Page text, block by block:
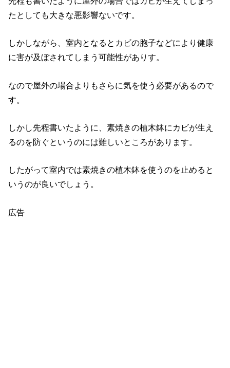
たとしても大きな悪影響ないです。
しかしながら、室内となるとカビの胞子などにより健康
に害が及ぼされてしまう可能性がありす。
なので屋外の場合よりもさらに気を使う必要があるので
す。
しかし先程書いたように、素焼きの植木鉢にカビが生え
るのを防ぐというのには難しいところがあります。
したがって室内では素焼きの植木鉢を使うのを止めると
いうのが良いでしょう。
広告